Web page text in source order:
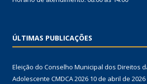
ÚLTIMAS PUBLICAÇÕES
Eleição do Conselho Municipal dos Direitos
Adolescente CMDCA 2026 10 de abril de 2026